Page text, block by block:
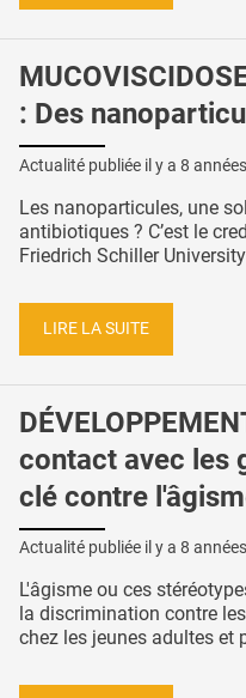
: Des
Actualité publiée il y a 8
Les nanoparticules, une
antibiotiques ? C’est le
Friedrich Schiller
LIRE LA SUITE
contact avec les
clé contre
Actualité publiée il y a 8
L'âgisme ou ces
la discrimination contre
chez les jeunes adultes et